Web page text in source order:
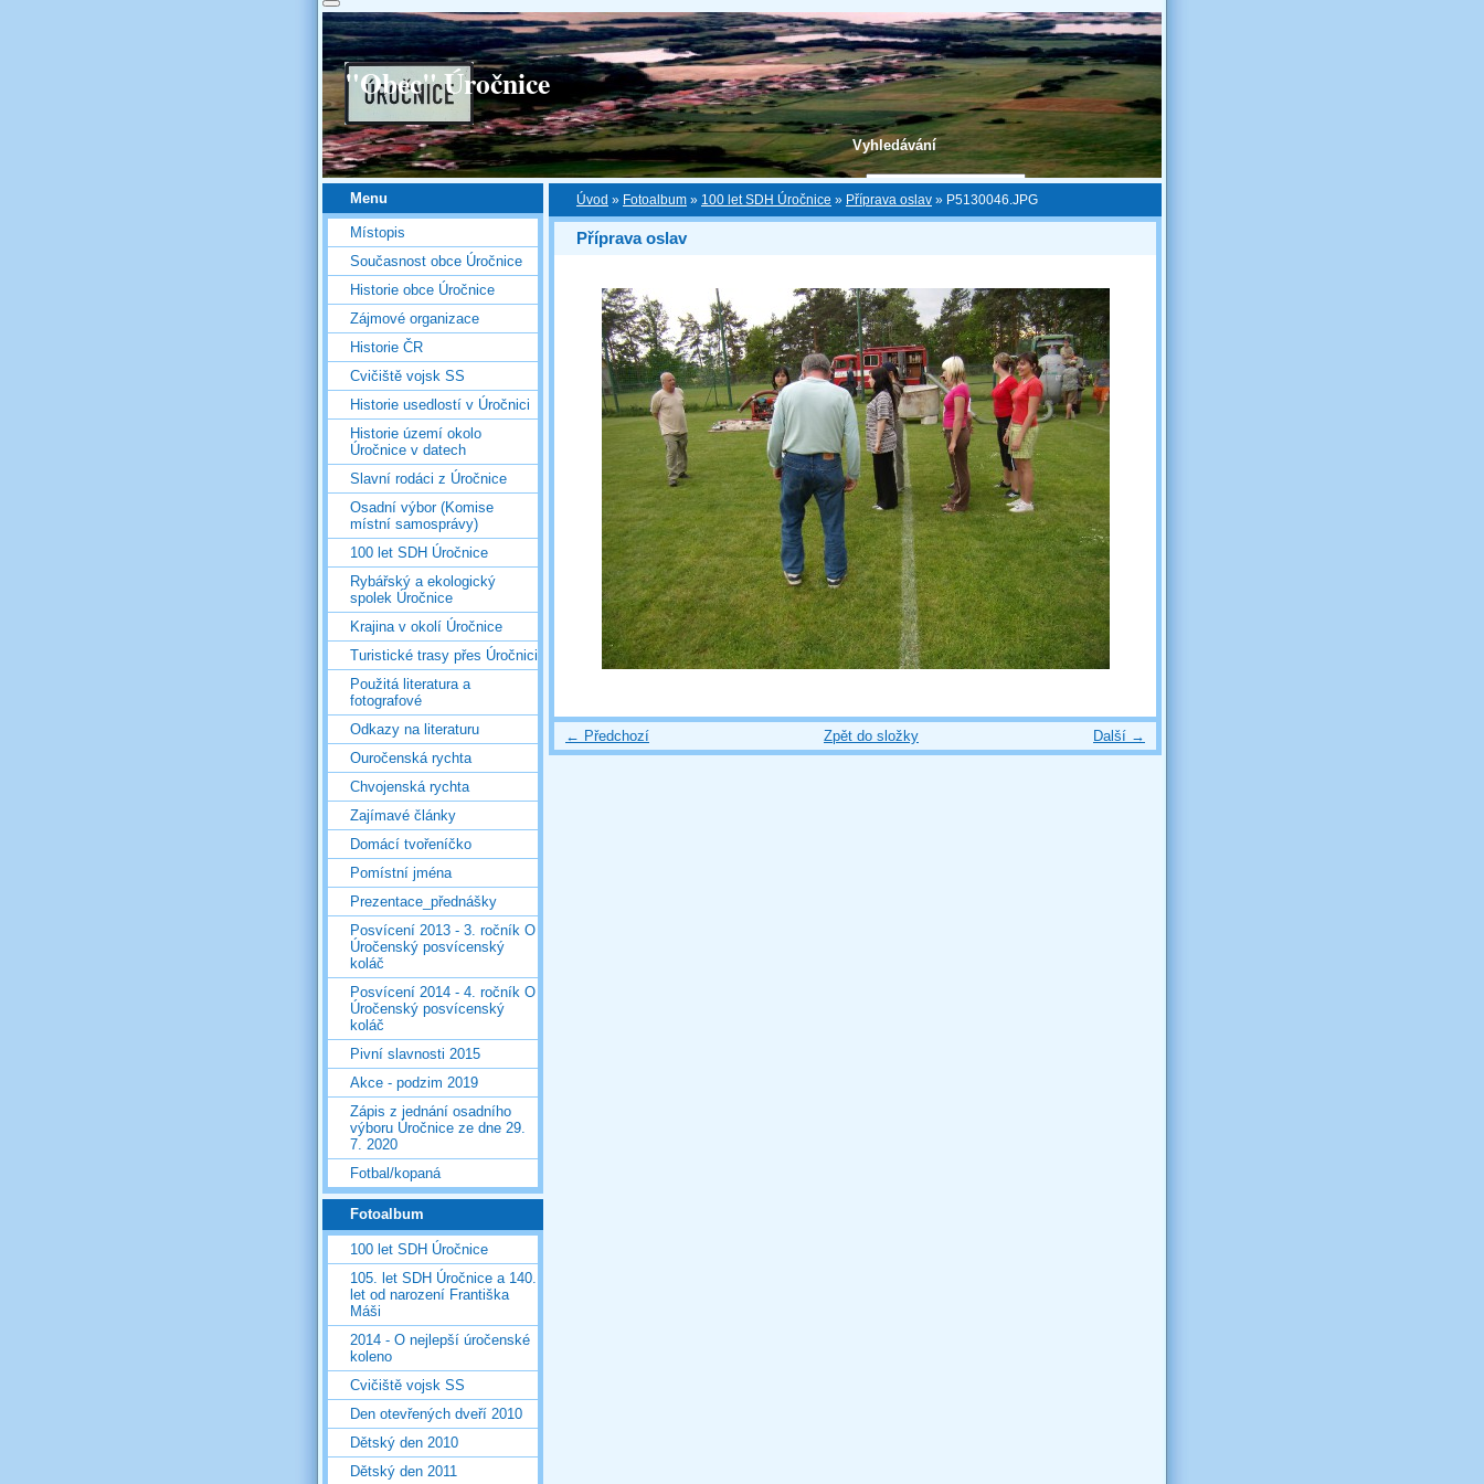
Vyhledávání
"Obec" Úročnice
Úvod » Fotoalbum » 100 let SDH Úročnice » Příprava oslav » P5130046.JPG
Příprava oslav
← Předchozí Další →
Zpět do složky
Menu
Místopis
Současnost obce Úročnice
Historie obce Úročnice
Zájmové organizace
Historie ČR
Cvičiště vojsk SS
Historie usedlostí v Úročnici
Historie území okolo
Úročnice v datech
Slavní rodáci z Úročnice
Osadní výbor (Komise
místní samosprávy)
100 let SDH Úročnice
Rybářský a ekologický
spolek Úročnice
Krajina v okolí Úročnice
Turistické trasy přes Úročnici
Použitá literatura a
fotografové
Odkazy na literaturu
Ouročenská rychta
Chvojenská rychta
Zajímavé články
Domácí tvořeníčko
Pomístní jména
Prezentace_přednášky
Posvícení 2013 - 3. ročník O
Úročenský posvícenský
koláč
Posvícení 2014 - 4. ročník O
Úročenský posvícenský
koláč
Pivní slavnosti 2015
Akce - podzim 2019
Zápis z jednání osadního
výboru Úročnice ze dne 29.
7. 2020
Fotbal/kopaná
Fotoalbum
100 let SDH Úročnice
105. let SDH Úročnice a 140.
let od narození Františka
Máši
2014 - O nejlepší úročenské
koleno
Cvičiště vojsk SS
Den otevřených dveří 2010
Dětský den 2010
Dětský den 2011